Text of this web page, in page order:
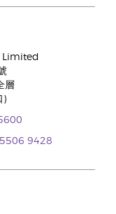
Limited
層
)
9428